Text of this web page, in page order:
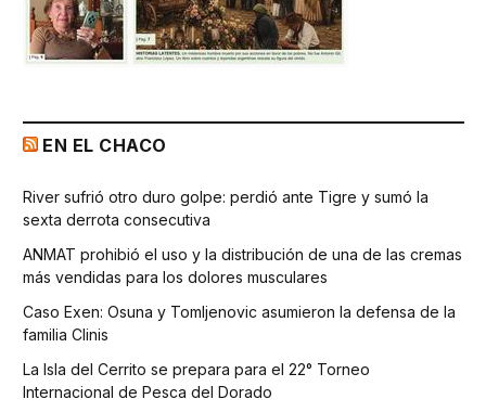
EN EL CHACO
River sufrió otro duro golpe: perdió ante Tigre y sumó la
sexta derrota consecutiva
ANMAT prohibió el uso y la distribución de una de las cremas
más vendidas para los dolores musculares
Caso Exen: Osuna y Tomljenovic asumieron la defensa de la
familia Clinis
La Isla del Cerrito se prepara para el 22° Torneo
Internacional de Pesca del Dorado